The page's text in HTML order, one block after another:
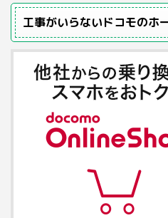
工事がいらないドコモのホ